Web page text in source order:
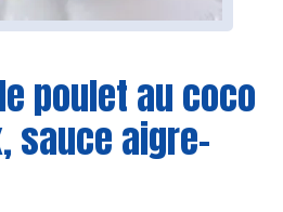
poulet au coco
sauce aigre-